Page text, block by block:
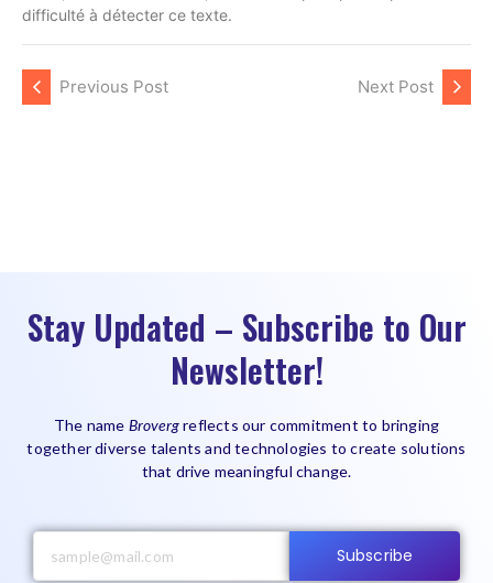
difficulté à détecter ce texte.
Previous Post Next Post
Stay Updated – Subscribe to Our
Newsletter!
The name Brovergreflects our commitment to bringing
together diverse talents and technologies to create solutions
that drive meaningful change.
Subscribe